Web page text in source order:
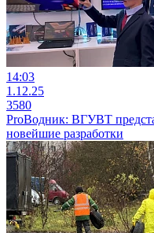
14:03
1.12.25
3580
ProВодник: ВГУВТ
новейшие разработки